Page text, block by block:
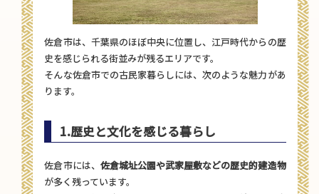
佐倉市は、千葉県のほぼ中央に位置し、江戸時代からの歴
史を感じられる街並みが残るエリアです。
そんな佐倉市での古民家暮らしには、次のような魅力があ
ります。
1.歴史と文化を感じる暮らし
佐倉市には、 佐倉城址公園や武家屋敷などの歴史的建造物
が多く残っています。